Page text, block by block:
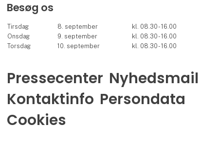
Besøg os
Tirsdag 8. september
kl. 08.30 - 16.00
Onsdag
9. september
kl. 08.30 - 16.00
Torsdag
10. september kl. 08.30 - 16.00
Pressecenter Nyhedsmail
Kontaktinfo Persondata
Cookies